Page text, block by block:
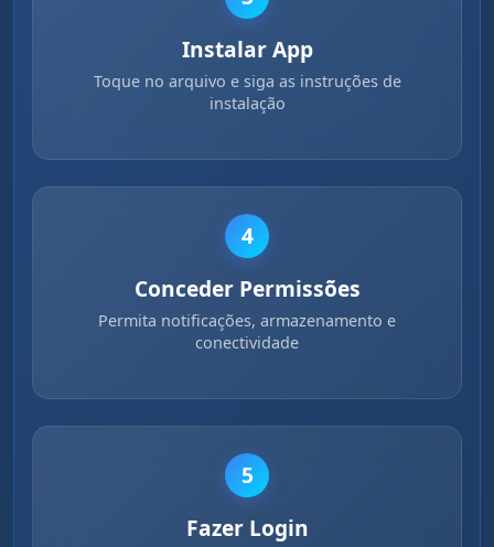
Instalar App
Toque no arquivo e siga as instruções de
instalação
4
Conceder Permissões
Permita notificações, armazenamento e
conectividade
5
Fazer Login